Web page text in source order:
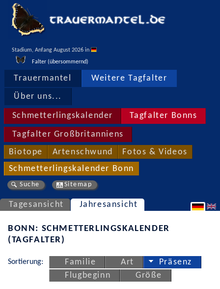
Stadium, Anfang August 2026 in
Falter (übersommernd)
Trauermantel Weitere Tagfalter
Über uns...
Schmetterlingskalender Tagfalter Bonns
Tagfalter Großbritanniens
Biotope Artenschwund Fotos & Videos
Schmetterlingskalender Bonn
Suche Sitemap
Tagesansicht Jahresansicht
BONN: SCHMETTERLINGSKALENDER
(TAGFALTER)
Sortierung: Familie Art
Präsenz
Flugbeginn
Größe